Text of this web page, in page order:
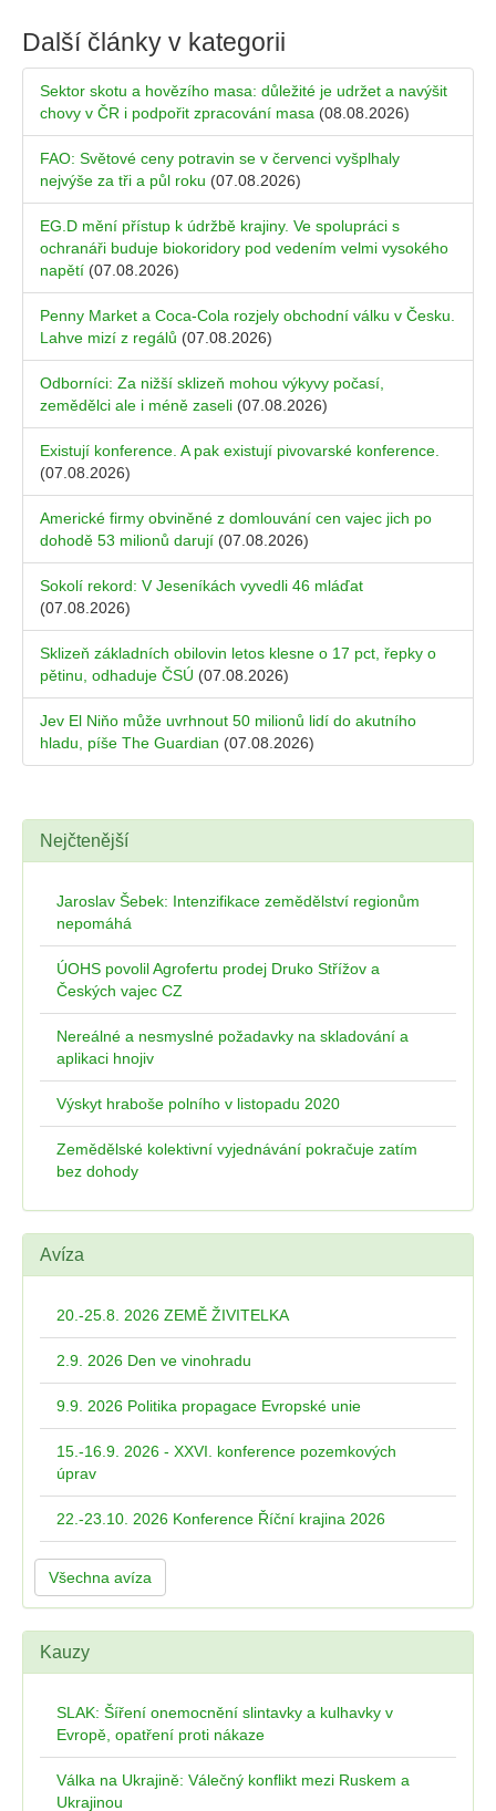
Další články v kategorii
Sektor skotu a hovězího masa: důležité je udržet a navýšit
chovy v ČR i podpořit zpracování masa (08.08.2026)
FAO: Světové ceny potravin se v červenci vyšplhaly
nejvýše za tři a půl roku (07.08.2026)
EG.D mění přístup k údržbě krajiny. Ve spolupráci s
ochranáři buduje biokoridory pod vedením velmi vysokého
napětí (07.08.2026)
Penny Market a Coca-Cola rozjely obchodní válku v Česku.
Lahve mizí z regálů (07.08.2026)
Odborníci: Za nižší sklizeň mohou výkyvy počasí,
zemědělci ale i méně zaseli (07.08.2026)
Existují konference. A pak existují pivovarské konference.
(07.08.2026)
Americké firmy obviněné z domlouvání cen vajec jich po
dohodě 53 milionů darují (07.08.2026)
Sokolí rekord: V Jeseníkách vyvedli 46 mláďat
(07.08.2026)
Sklizeň základních obilovin letos klesne o 17 pct, řepky o
pětinu, odhaduje ČSÚ (07.08.2026)
Jev El Niňo může uvrhnout 50 milionů lidí do akutního
hladu, píše The Guardian (07.08.2026)
Nejčtenější
Jaroslav Šebek: Intenzifikace zemědělství regionům
nepomáhá
ÚOHS povolil Agrofertu prodej Druko Střížov a
Českých vajec CZ
Nereálné a nesmyslné požadavky na skladování a
aplikaci hnojiv
Výskyt hraboše polního v listopadu 2020
Zemědělské kolektivní vyjednávání pokračuje zatím
bez dohody
Avíza
20.-25.8. 2026 ZEMĚ ŽIVITELKA
2.9. 2026 Den ve vinohradu
9.9. 2026 Politika propagace Evropské unie
15.-16.9. 2026 - XXVI. konference pozemkových
úprav
22.-23.10. 2026 Konference Říční krajina 2026
Všechna avíza
Kauzy
SLAK: Šíření onemocnění slintavky a kulhavky v
Evropě, opatření proti nákaze
Válka na Ukrajině: Válečný konflikt mezi Ruskem a
Ukrajinou